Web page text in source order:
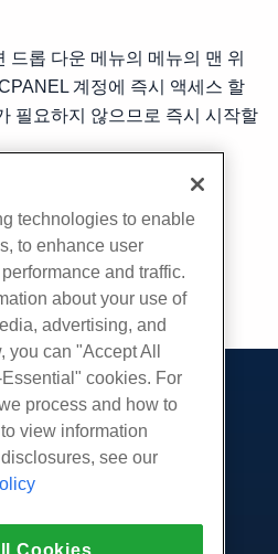
드롭 다운 메뉴의 메뉴의 맨 위
계정에 즉시 액세스 할
필요하지 않으므로 즉시 시작할
technologies to enable
to enhance user
and traffic.
about your use of
advertising, and
can "Accept All
cookies. For
process and how to
view information
see our